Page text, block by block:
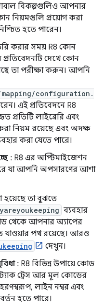
বিকল্পগুলিও আপনার
নিয়মগুলি প্রয়োগ করা
হতে পারেন।
করার সময় R8 কোন
দেখে কোন
তা পরীক্ষা করুন। আপনি
configuration.
এই প্রতিবেদনে R8
প্রতিটি লাইব্রেরি এবং
নিয়ম রয়েছে এবং অদক্ষ
করা যেতে পারে।
: R8 এর অপ্টিমাইজেশন
যা আপনি অপসারণের আশা
হয়েছে তা বুঝতে
ব্যবহার
থেকে আপনার অ্যাপের
যাওয়ার পথ রয়েছে। আরও
দেখুন।
: R8 বিভিন্ন উপায়ে কোড
ট্রেস আর মূল কোডের
লাইন নম্বর এবং
হতে পারে।